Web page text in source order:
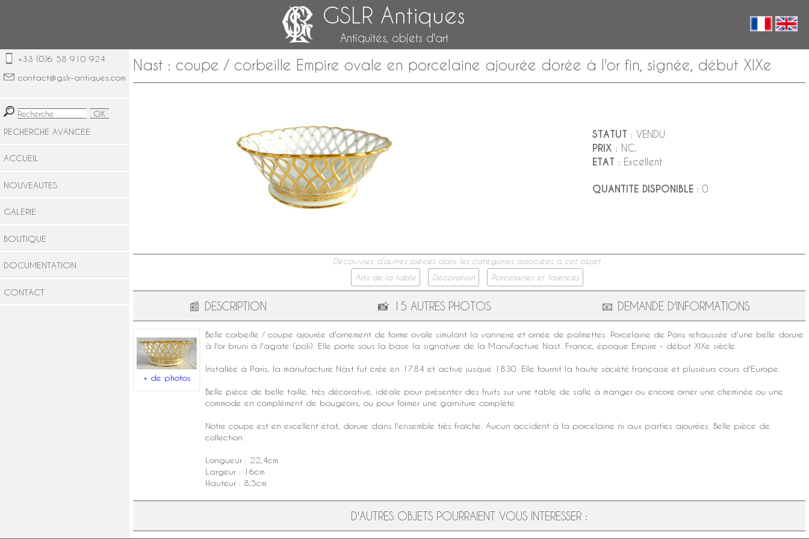
GSLR Antiques
Antiquités, objets d'art
+33 (0)6 58 910 924
contact@gslr-antiques.com
RECHERCHE AVANCEE
ACCUEIL
NOUVEAUTES
GALERIE
BOUTIQUE
DOCUMENTATION
CONTACT
Nast : coupe / corbeille Empire ovale en porcelaine ajourée dorée à l'or fin, signée, début XIXe
STATUT : VENDU
PRIX : NC.
ETAT : Excellent
QUANTITE DISPONIBLE : 0
Découvrez d’autres pièces dans les catégories associées à cet objet :
Arts de la table
Décoration Porcelaines et faïences
📰 DESCRIPTION 📸 15 AUTRES PHOTOS 📧 DEMANDE D'INFORMATIONS
+ de photos
Belle corbeille / coupe ajourée d'ornement de forme ovale simulant la vannerie et ornée de palmettes. Porcelaine de Paris rehaussée d'une belle dorure
à l'or bruni à l'agate (poli). Elle porte sous la base la signature de la Manufacture Nast . France, époque Empire - début XIXe siècle
Installée à Paris, la manufacture Nast fut crée en 1784 et active jusque 1830. Elle fournit la haute société française et plusieurs cours d'Europe.
Belle pièce de belle taille, très décorative, idéale pour présenter des fruits sur une table de salle à manger ou encore orner une cheminée ou une
commode en complément de bougeoirs, ou pour former une garniture complète.
Notre coupe est en excellent état, dorure dans l'ensemble très fraîche. Aucun accident à la porcelaine ni aux parties ajourées. Belle pièce de
collection.
Longueur : 22,4cm
Largeur : 16cm
Hauteur : 8,5cm
D'AUTRES OBJETS POURRAIENT VOUS INTERESSER :